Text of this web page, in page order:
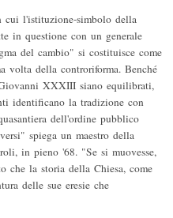
l'istituzione-simbolo della
in questione con un generale
del cambio" si costituisce come
volta della controriforma. Benché
XXXIII siano equilibrati,
identificano la tradizione con
dell'ordine pubblico
spiega un maestro della
in pieno '68. "Se si muovesse,
che la storia della Chiesa, come
delle sue eresie che